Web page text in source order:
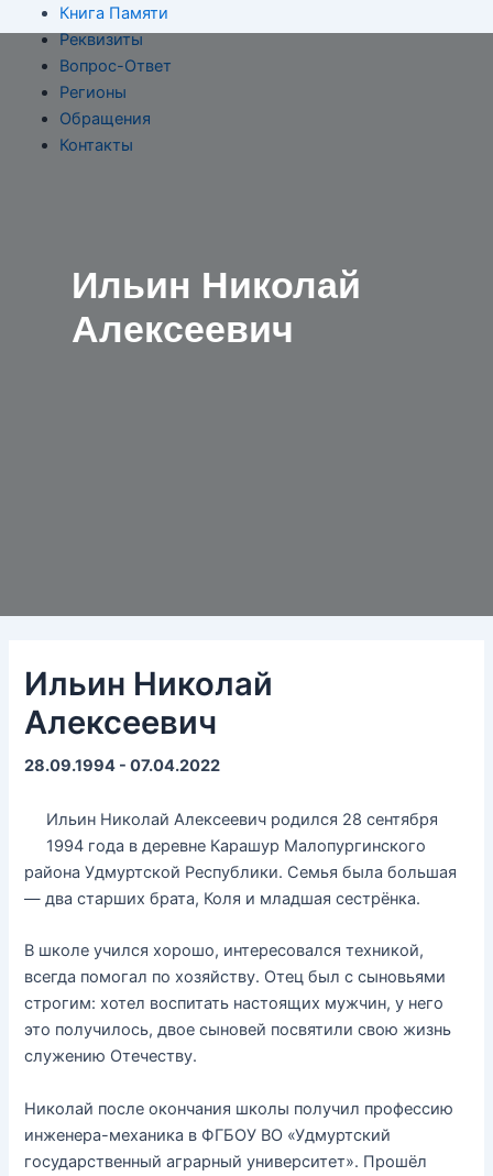
Книга Памяти
Реквизиты
Вопрос-Ответ
Регионы
Обращения
Контакты
Ильин Николай
Алексеевич
Ильин Николай
Алексеевич
28.09.1994 - 07.04.2022
Ильин Николай Алексеевич родился 28 сентября
1994 года в деревне Карашур Малопургинского
района Удмуртской Республики. Семья была большая
— два старших брата, Коля и младшая сестрёнка.
В школе учился хорошо, интересовался техникой,
всегда помогал по хозяйству. Отец был с сыновьями
строгим: хотел воспитать настоящих мужчин, у него
это получилось, двое сыновей посвятили свою жизнь
служению Отечеству.
Николай после окончания школы получил профессию
инженера-механика в ФГБОУ ВО «Удмуртский
государственный аграрный университет». Прошёл